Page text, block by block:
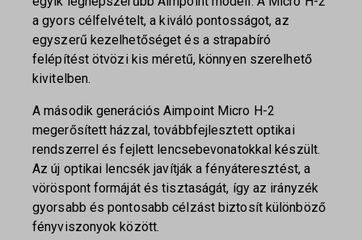
a gyors célfelvételt, a kiváló pontosságot, az
egyszerű kezelhetőséget és a strapabíró
felépítést ötvözi kis méretű, könnyen szerelhető
kivitelben.
A második generációs Aimpoint Micro H-2
megerősített házzal, továbbfejlesztett optikai
rendszerrel és fejlett lencsebevonatokkal készült.
Az új optikai lencsék javítják a fényáteresztést, a
vöröspont formáját és tisztaságát, így az irányzék
gyorsabb és pontosabb célzást biztosít különböző
fényviszonyok között.